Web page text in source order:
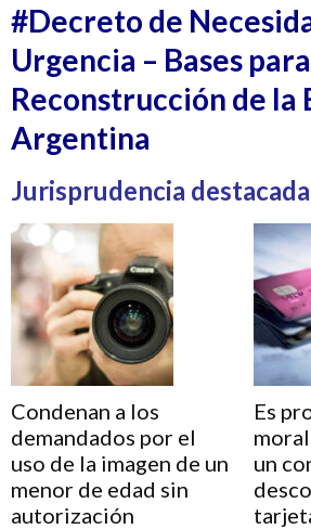
#Decreto de
Urgencia – Bases
Reconstrucción de la
Argentina
Jurisprudencia destacada
Condenan a los
demandados por el
uso de la imagen de un
menor de edad sin
autorización
Es
un